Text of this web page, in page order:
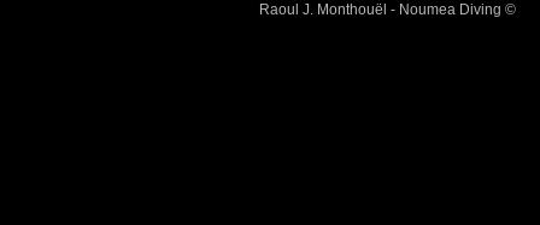
Raoul J. Monthouël - Noumea Diving ©